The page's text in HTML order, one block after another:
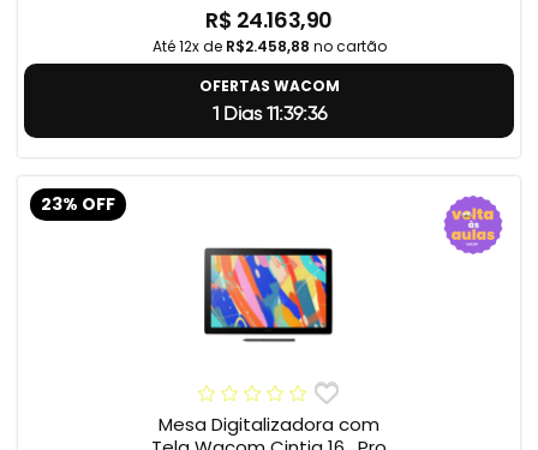
R$ 24.163,90
Até 12x de R$2.458,88 no cartão
OFERTAS WACOM
1 Dias 11:39:35
23% OFF
Mesa Digitalizadora com